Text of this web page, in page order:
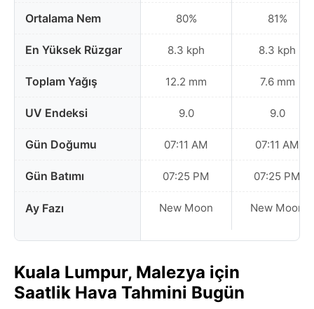
Ortalama Nem
En Yüksek Rüzgar
Toplam Yağış
UV Endeksi
Gün Doğumu
Gün Batımı
Ay Fazı
80%
8.3 kph
12.2 mm
9.0
07:11 AM
07:25 PM
New Moon
81%
8.3 kph
7.6 mm
9.0
07:11 AM
07:25 PM
New Moon
Kuala Lumpur, Malezya için
Saatlik Hava Tahmini Bugün